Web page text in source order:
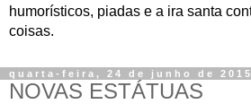
humorísticos, piadas e a ira santa
coisas.
quarta-feira, 24 de junho de 2015
NOVAS ESTÁTUAS